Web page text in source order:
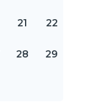
21 22
28 29